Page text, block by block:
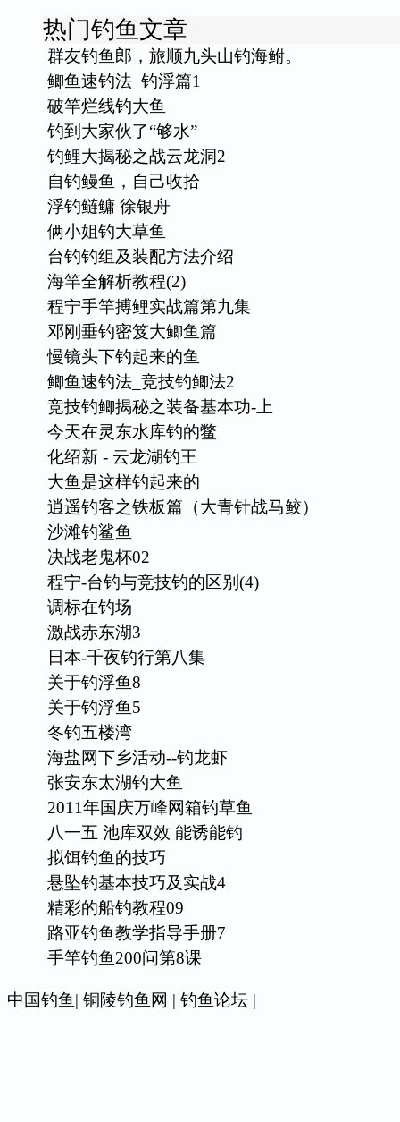
热门钓鱼文章
群友钓鱼郎，旅顺九头山钓海鲋。
鲫鱼速钓法_钓浮篇1
破竿烂线钓大鱼
钓到大家伙了“够水”
钓鲤大揭秘之战云龙洞2
自钓鳗鱼，自己收拾
浮钓鲢鳙 徐银舟
俩小姐钓大草鱼
台钓钓组及装配方法介绍
海竿全解析教程(2)
程宁手竿搏鲤实战篇第九集
邓刚垂钓密笈大鲫鱼篇
慢镜头下钓起来的鱼
鲫鱼速钓法_竞技钓鲫法2
竞技钓鲫揭秘之装备基本功-上
今天在灵东水库钓的鳖
化绍新 - 云龙湖钓王
大鱼是这样钓起来的
逍遥钓客之铁板篇（大青针战马鲛）
沙滩钓鲨鱼
决战老鬼杯02
程宁-台钓与竞技钓的区别(4)
调标在钓场
激战赤东湖3
日本-千夜钓行第八集
关于钓浮鱼8
关于钓浮鱼5
冬钓五楼湾
海盐网下乡活动--钓龙虾
张安东太湖钓大鱼
2011年国庆万峰网箱钓草鱼
八一五 池库双效 能诱能钓
拟饵钓鱼的技巧
悬坠钓基本技巧及实战4
精彩的船钓教程09
路亚钓鱼教学指导手册7
手竿钓鱼200问第8课
中国钓鱼| 铜陵钓鱼网 | 钓鱼论坛 |